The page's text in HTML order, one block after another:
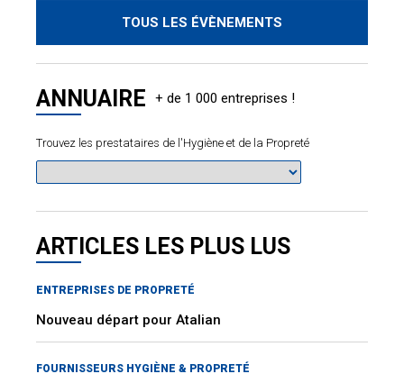
TOUS LES ÉVÈNEMENTS
ANNUAIRE
Trouvez les prestataires de l'Hygiène et de la Propreté
ARTICLES LES PLUS LUS
ENTREPRISES DE PROPRETÉ
Nouveau départ pour Atalian
FOURNISSEURS HYGIÈNE & PROPRETÉ